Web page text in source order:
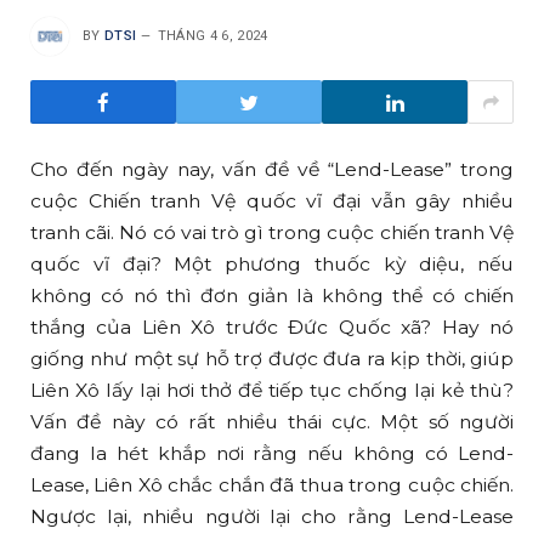
BY DTSI THÁNG 4 6, 2024
Cho đến ngày nay, vấn đề về “Lend-Lease” trong
cuộc Chiến tranh Vệ quốc vĩ đại vẫn gây nhiều
tranh cãi. Nó có vai trò gì trong cuộc chiến tranh Vệ
quốc vĩ đại? Một phương thuốc kỳ diệu, nếu
không có nó thì đơn giản là không thể có chiến
thắng của Liên Xô trước Đức Quốc xã? Hay nó
giống như một sự hỗ trợ được đưa ra kịp thời, giúp
Liên Xô lấy lại hơi thở để tiếp tục chống lại kẻ thù?
Vấn đề này có rất nhiều thái cực. Một số người
đang la hét khắp nơi rằng nếu không có Lend-
Lease, Liên Xô chắc chắn đã thua trong cuộc chiến.
Ngược lại, nhiều người lại cho rằng Lend-Lease